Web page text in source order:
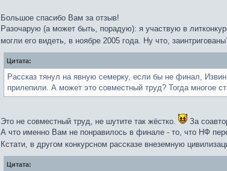
Большое спасибо Вам за отзыв!
Разочарую (а может быть, порадую): я участвую в
могли его видеть, в ноябре 2005 года. Ну что,
Цитата:
Рассказ тянул на явную семерку, если бы не финал,
прилепили. А может это совместный труд? Тогда многое
Это не совместный труд, не шутите так жёстко.
За
А что именно Вам не понравилось в финале - то, что НФ
Кстати, в другом конкурсном рассказе внеземную
Цитата: